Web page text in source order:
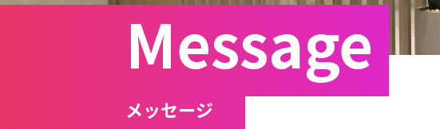
Message
メッセージ